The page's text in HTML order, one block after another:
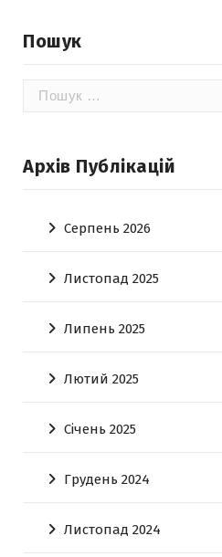
Пошук
Пошук:
Архів Публікацій
Серпень 2026
Листопад 2025
Липень 2025
Лютий 2025
Січень 2025
Грудень 2024
Листопад 2024